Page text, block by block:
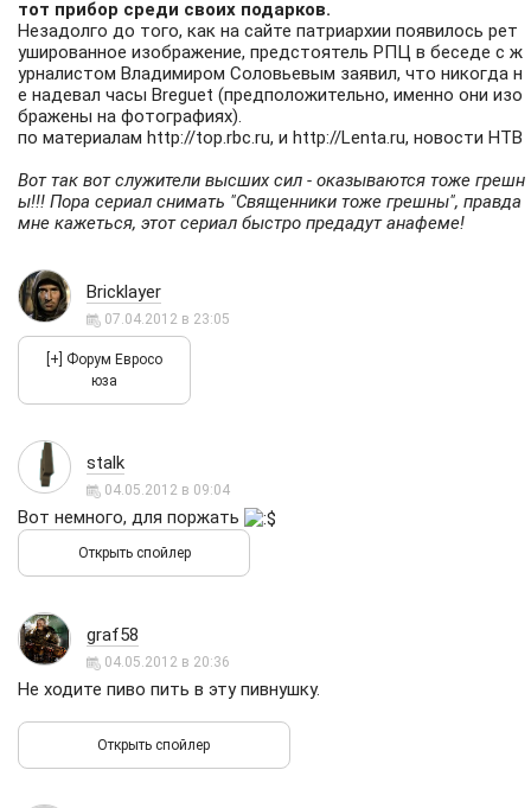
тот прибор среди своих подарков.
Незадолго до того, как на сайте патриархии появилось рет
ушированное изображение, предстоятель РПЦ в беседе с ж
урналистом Владимиром Соловьевым заявил, что никогда н
е надевал часы Breguet (предположительно, именно они изо
бражены на фотографиях).
по материалам http://top.rbc.ru, и http://Lenta.ru, новости НТВ
Вот так вот служители высших сил - оказываются тоже грешн
ы!!! Пора сериал снимать "Священники тоже грешны", правда
мне кажеться, этот сериал быстро предадут анафеме!
Bricklayer
07.04.2012 в 23:05
stalk
04.05.2012 в 09:04
Вот немного, для поржать
graf58
04.05.2012 в 20:36
Не ходите пиво пить в эту пивнушку.